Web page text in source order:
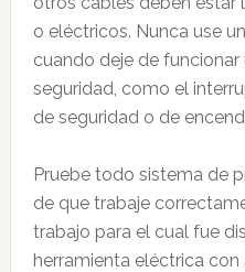
o eléctricos. Nunca use
cuando deje de
seguridad, como el
de seguridad o de
Pruebe todo sistema de
de que trabaje
trabajo para el cual fue
herramienta eléctrica con